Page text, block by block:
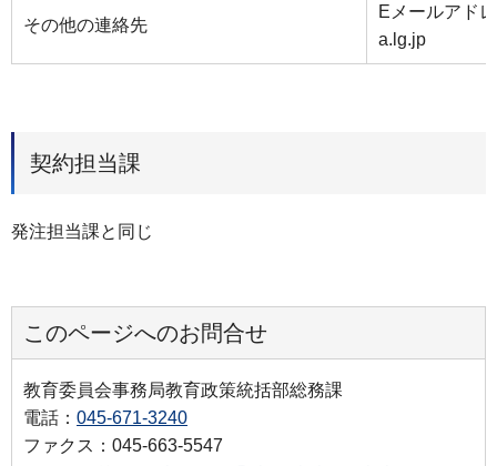
その他の連絡先
Eメールアド
a.lg.jp
契約担当課
発注担当課と同じ
このページへのお問合せ
教育委員会事務局教育政策統括部総務課
電話： 045-671-3240
ファクス：045-663-5547